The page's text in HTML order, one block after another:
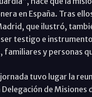
en España. Tras
que ilustró,
testigo e
y personas
tuvo lugar la
de